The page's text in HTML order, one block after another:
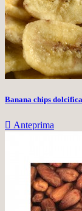
Banana chips
 Anteprima